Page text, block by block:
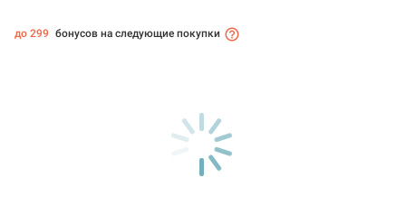
до 299 бонусов на следующие покупки